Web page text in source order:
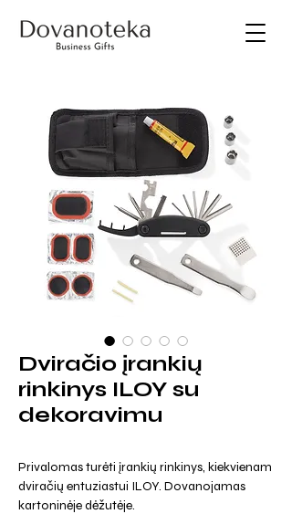
Dviračio įrankių
rinkinys ILOY su
dekoravimu
Privalomas turėti įrankių rinkinys, kiekvienam
dviračių entuziastui ILOY. Dovanojamas
kartoninėje dėžutėje.